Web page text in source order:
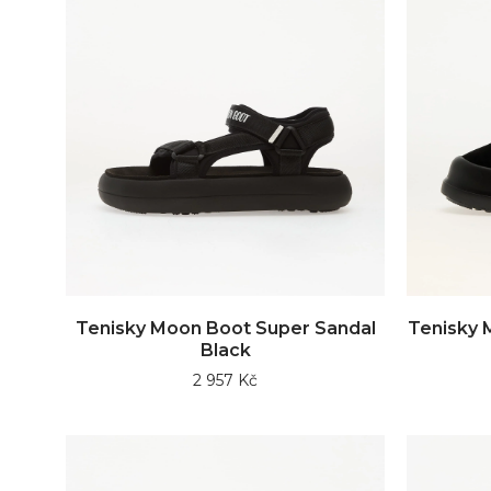
Tenisky Moon Boot Super Sandal
Black
2 957 Kč
Tenisky